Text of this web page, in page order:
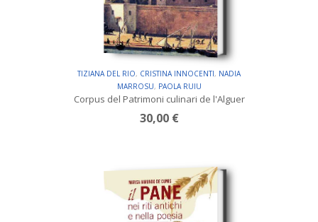
TIZIANA DEL RIO, CRISTINA INNOCENTI, NADIA
MARROSU, PAOLA RUIU
Corpus del Patrimoni culinari de l'Alguer
30,00 €